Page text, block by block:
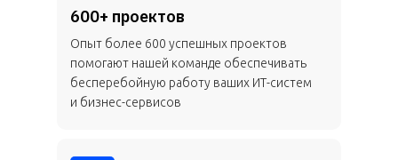
600+ проектов
Опыт более 600 успешных проектов
помогают нашей команде обеспечивать
бесперебойную работу ваших ИТ-систем
и бизнес-сервисов